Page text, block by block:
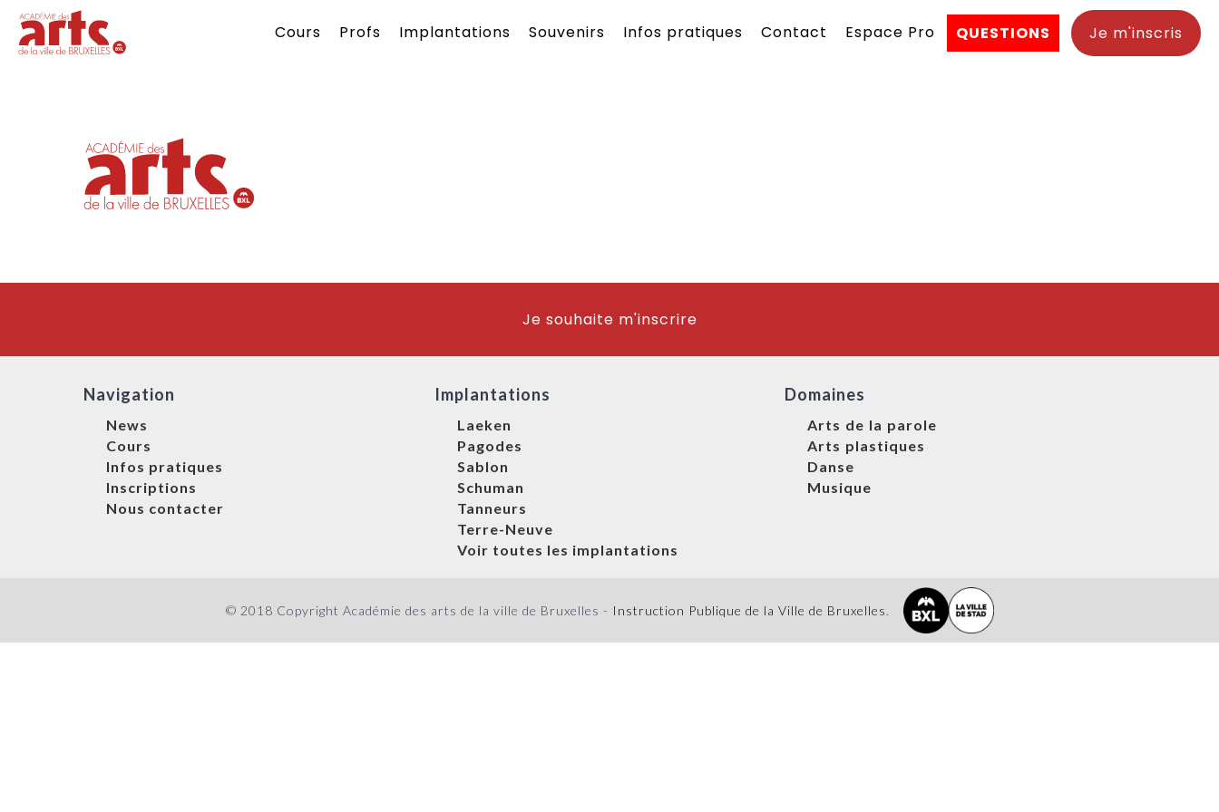
Cours Profs Implantations Souvenirs Infos pratiques Contact Espace Pro QUESTIONS Je m'inscris
Je souhaite m'inscrire
Navigation
News
Cours
Infos pratiques
Inscriptions
Nous contacter
Implantations
Laeken
Pagodes
Sablon
Schuman
Tanneurs
Terre-Neuve
Voir toutes les implantations
Domaines
Arts de la parole
Arts plastiques
Danse
Musique
© 2018 Copyright Académie des arts de la ville de Bruxelles - Instruction Publique de la Ville de Bruxelles.